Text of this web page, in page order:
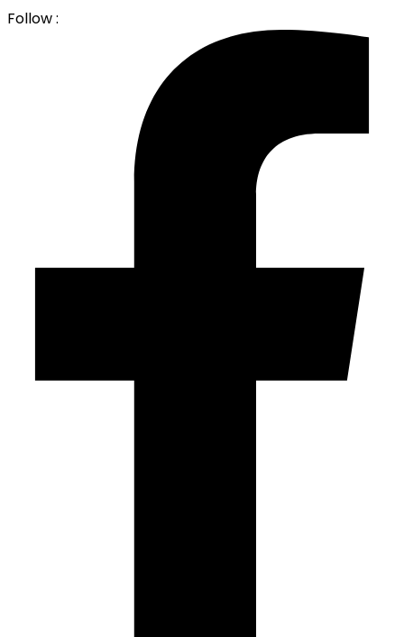
Follow :